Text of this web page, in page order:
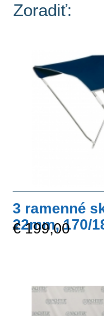
Zoradiť:
3 ramenné
22mm, 170/
€ 199,00